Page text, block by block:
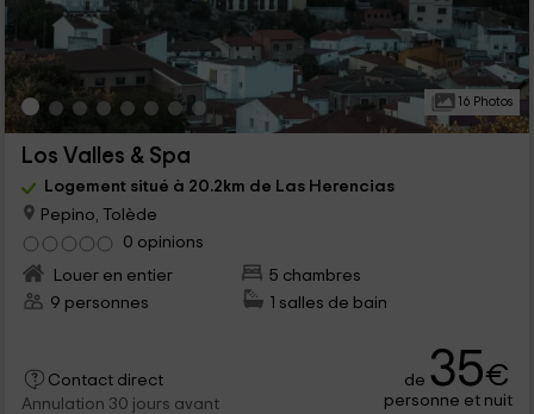
16 Photos
Los Valles & Spa
Logement situé à 20.2km de Las Herencias
Pepino, Tolède
0 opinions
Louer en entier
5 chambres
9 personnes
1 salles de bain
Contact direct
Annulation 30 jours avant
de 35€
personne et nuit